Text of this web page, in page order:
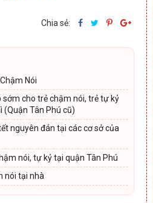
Chia sẻ:
Nói
cho trẻ chậm nói, trẻ tự kỷ
(Quận Tân Phú cũ)
nguyên đán tại các cơ sở của
nói, tự kỷ tại quận Tân Phú
nói tại nhà